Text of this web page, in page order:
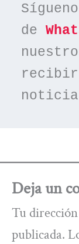
de
nuestro
Deja un
Tu
publicada.